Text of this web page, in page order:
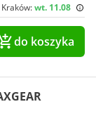
Kraków:wt. 11.08
do koszyka